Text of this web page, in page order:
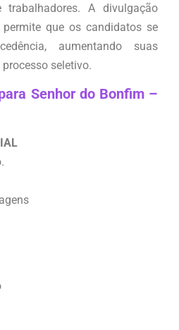
trabalhadores. A divulgação
que os candidatos se
aumentando suas
seletivo.
Senhor do Bonfim –